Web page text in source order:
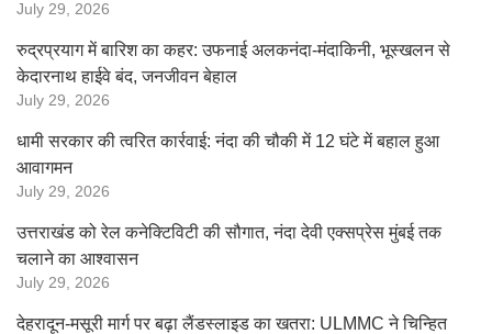
July 29, 2026
रुद्रप्रयाग में बारिश का कहर: उफनाई अलकनंदा-मंदाकिनी, भूस्खलन से
केदारनाथ हाईवे बंद, जनजीवन बेहाल
July 29, 2026
धामी सरकार की त्वरित कार्रवाई: नंदा की चौकी में 12 घंटे में बहाल हुआ
आवागमन
July 29, 2026
उत्तराखंड को रेल कनेक्टिविटी की सौगात, नंदा देवी एक्सप्रेस मुंबई तक
चलाने का आश्वासन
July 29, 2026
देहरादून-मसूरी मार्ग पर बढ़ा लैंडस्लाइड का खतरा: ULMMC ने चिन्हित